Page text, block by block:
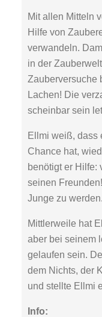
Mit allen Mitteln
Hilfe von
verwandeln.
in der
Zauberversuche
Lachen! Die
scheinbar sein
Ellmi weiß, dass
Chance hat,
benötigt er Hilfe:
seinen
Junge zu werden.
Mittlerweile hat
aber bei seinem
gelaufen sein.
dem Nichts, der
und stellte Ellmi
Info: